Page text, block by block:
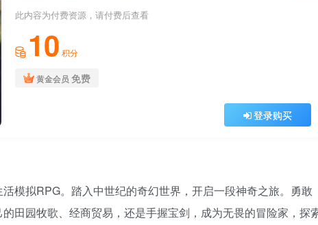
此内容为付费资源，请付费后查看
10 积分
黄金会员 免费
登录购买
模拟RPG。踏入中世纪的奇幻世界，开启一段神奇之旅。勇敢
田园牧歌、经商贸易，还是手握宝剑，成为无畏的冒险家，探